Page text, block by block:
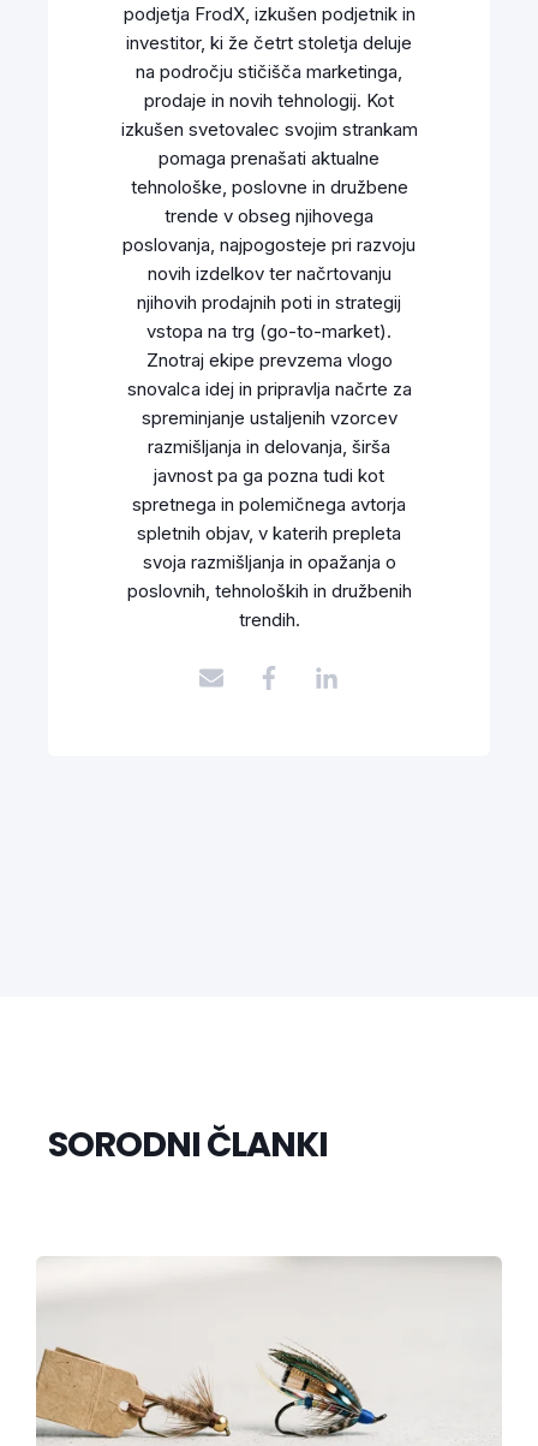
podjetja FrodX, izkušen podjetnik in
investitor, ki že četrt stoletja deluje
na področju stičišča marketinga,
prodaje in novih tehnologij. Kot
izkušen svetovalec svojim strankam
pomaga prenašati aktualne
tehnološke, poslovne in družbene
trende v obseg njihovega
poslovanja, najpogosteje pri razvoju
novih izdelkov ter načrtovanju
njihovih prodajnih poti in strategij
vstopa na trg (go-to-market).
Znotraj ekipe prevzema vlogo
snovalca idej in pripravlja načrte za
spreminjanje ustaljenih vzorcev
razmišljanja in delovanja, širša
javnost pa ga pozna tudi kot
spretnega in polemičnega avtorja
spletnih objav, v katerih prepleta
svoja razmišljanja in opažanja o
poslovnih, tehnoloških in družbenih
trendih.
SORODNI ČLANKI